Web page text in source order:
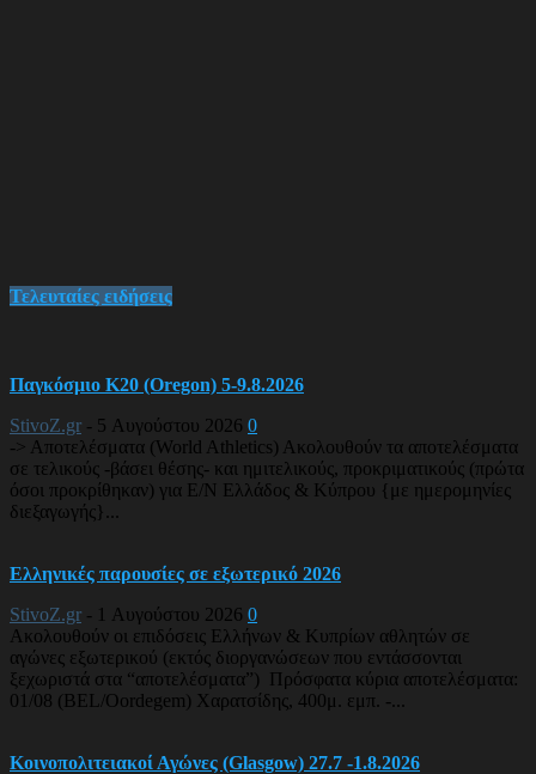
Τελευταίες ειδήσεις
Παγκόσμιο Κ20 (Oregon) 5-9.8.2026
StivoZ.gr - 5 Αυγούστου 2026 0
-> Αποτελέσματα (World Athletics) Ακολουθούν τα αποτελέσματα
σε τελικούς -βάσει θέσης- και ημιτελικούς, προκριματικούς (πρώτα
όσοι προκρίθηκαν) για Ε/Ν Ελλάδος & Κύπρου {με ημερομηνίες
διεξαγωγής}...
Ελληνικές παρουσίες σε εξωτερικό 2026
StivoZ.gr - 1 Αυγούστου 2026 0
Ακολουθούν οι επιδόσεις Ελλήνων & Κυπρίων αθλητών σε
αγώνες εξωτερικού (εκτός διοργανώσεων που εντάσσονται
ξεχωριστά στα “αποτελέσματα”) Πρόσφατα κύρια αποτελέσματα:
01/08 (BEL/Oordegem) Χαρατσίδης, 400μ. εμπ. -...
Κοινοπολιτειακοί Αγώνες (Glasgow) 27.7 -1.8.2026